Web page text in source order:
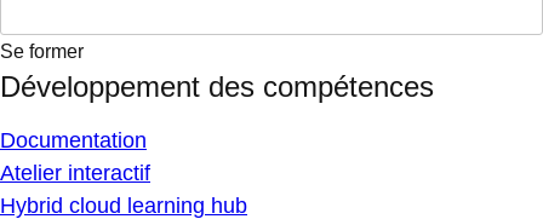
Se former
Développement des compétences
Documentation
Atelier interactif
Hybrid cloud learning hub